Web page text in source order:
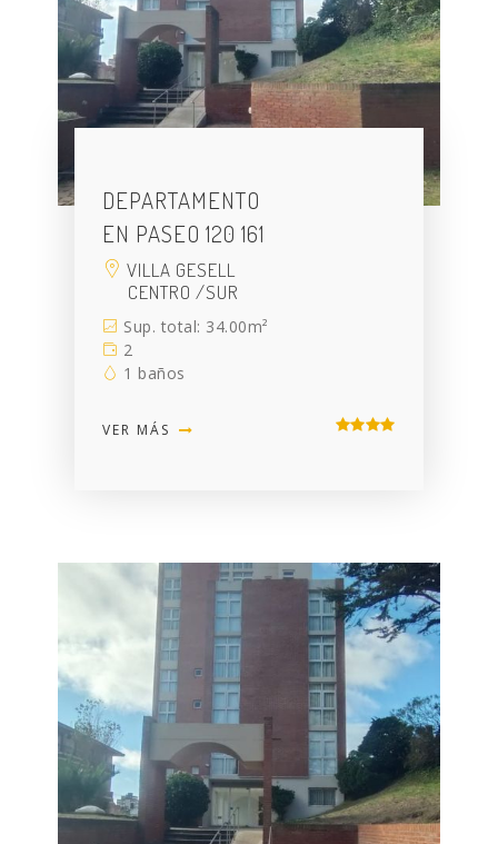
DEPARTAMENTO
EN PASEO 120 161
VILLA GESELL
CENTRO /SUR
Sup. total: 34.00m²
2
1 baños
VER MÁS